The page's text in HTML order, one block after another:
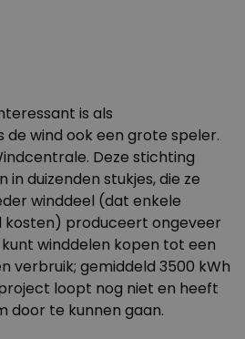
is als
de wind ook een grote speler.
. Deze stichting
duizenden stukjes, die ze
winddeel (dat enkele
kosten) produceert ongeveer
winddelen kopen tot een
verbruik; gemiddeld 3500 kWh
loopt nog niet en heeft
door te kunnen gaan.